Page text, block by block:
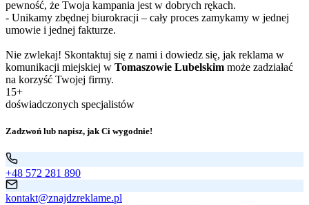
pewność, że Twoja kampania jest w dobrych rękach.
- Unikamy zbędnej biurokracji – cały proces zamykamy w jednej
umowie i jednej fakturze.
Nie zwlekaj! Skontaktuj się z nami i dowiedz się, jak reklama w
komunikacji miejskiej w Tomaszowie Lubelskim może zadziałać
na korzyść Twojej firmy.
15+
doświadczonych specjalistów
Zadzwoń lub napisz, jak Ci wygodnie!
+48 572 281 890
kontakt@znajdzreklame.pl